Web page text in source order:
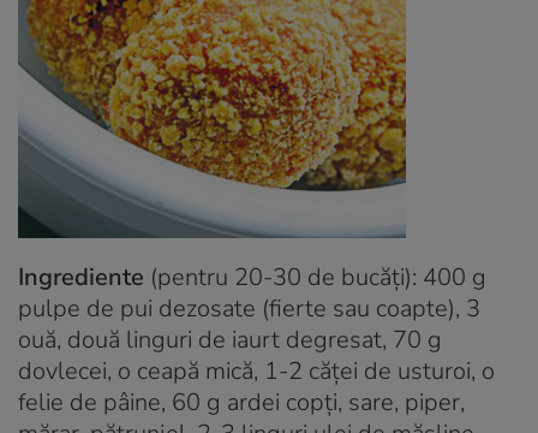
Ingrediente (pentru 20-30 de bucăţi): 400 g
pulpe de pui dezosate (fierte sau coapte), 3
ouă, două linguri de iaurt degresat, 70 g
dovlecei, o ceapă mică, 1-2 căţei de usturoi, o
felie de pâine, 60 g ardei copţi, sare, piper,